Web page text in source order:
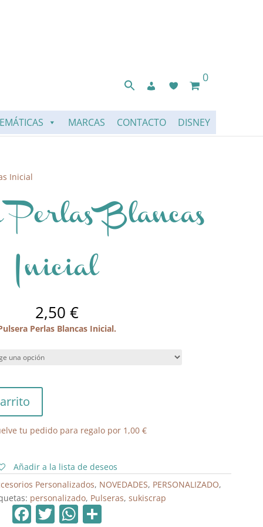
0
MARCAS CONTACTO DISNEY
Inicial
Perlas Blancas
Inicial
2,50€
Perlas Blancas Inicial.
tu pedido para regalo por 1,00 €
Añadir a la lista de deseos
Personalizados, NOVEDADES, PERSONALIZADO,
personalizado, Pulseras,sukiscrap
F T W